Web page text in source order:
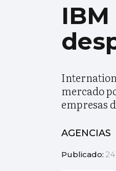
mercado
empresas
AGENCIAS
Publicado: 24